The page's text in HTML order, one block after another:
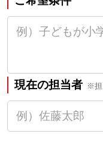
現在の担当者 ※担